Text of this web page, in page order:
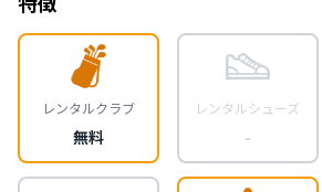
レンタルクラブ
無料
レンタルシューズ
-